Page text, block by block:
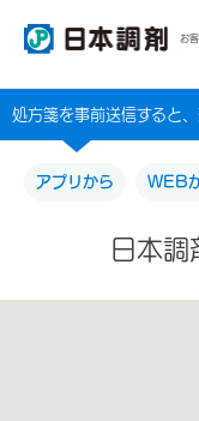
お
処方箋を事前送信すると
アプリから WEB
日本